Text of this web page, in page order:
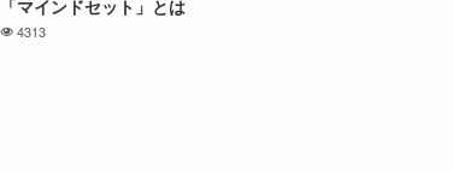
「マインドセット」とは
4313